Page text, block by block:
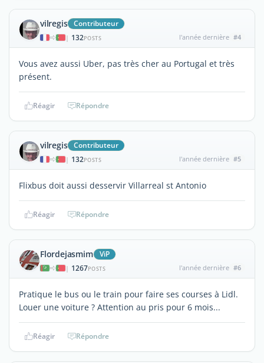
vilregis Contributeur
| 132POSTS l'année dernière #4
Vous avez aussi Uber, pas très cher au Portugal et très
présent.
Réagir Répondre
vilregis Contributeur
| 132POSTS l'année dernière #5
Flixbus doit aussi desservir Villarreal st Antonio
Réagir Répondre
Flordejasmim ViP
| 1267POSTS l'année dernière #6
Pratique le bus ou le train pour faire ses courses à Lidl.
Louer une voiture ? Attention au pris pour 6 mois...
Réagir Répondre